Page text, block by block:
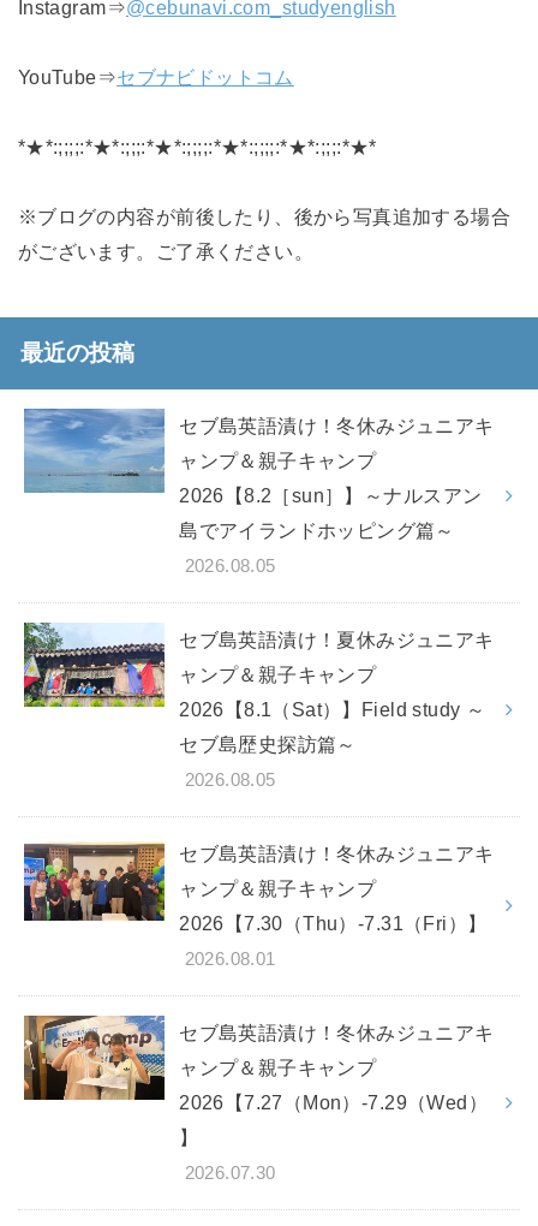
Instagram⇒@cebunavi.com_studyenglish
YouTube⇒セブナビドットコム
*★*:;;;;:*★*:;;;:*★*:;;;;:*★*:;;;;:*★*:;;;:*★*
※ブログの内容が前後したり、後から写真追加する場合
がございます。ご了承ください。
最近の投稿
セブ島英語漬け！冬休みジュニアキ
ャンプ＆親子キャンプ
2026【8.2［sun］】～ナルスアン
島でアイランドホッピング篇～
2026.08.05
セブ島英語漬け！夏休みジュニアキ
ャンプ＆親子キャンプ
2026【8.1（Sat）】Field study ～
セブ島歴史探訪篇～
2026.08.05
セブ島英語漬け！冬休みジュニアキ
ャンプ＆親子キャンプ
2026【7.30（Thu）-7.31（Fri）】
2026.08.01
セブ島英語漬け！冬休みジュニアキ
ャンプ＆親子キャンプ
2026【7.27（Mon）-7.29（Wed）
】
2026.07.30